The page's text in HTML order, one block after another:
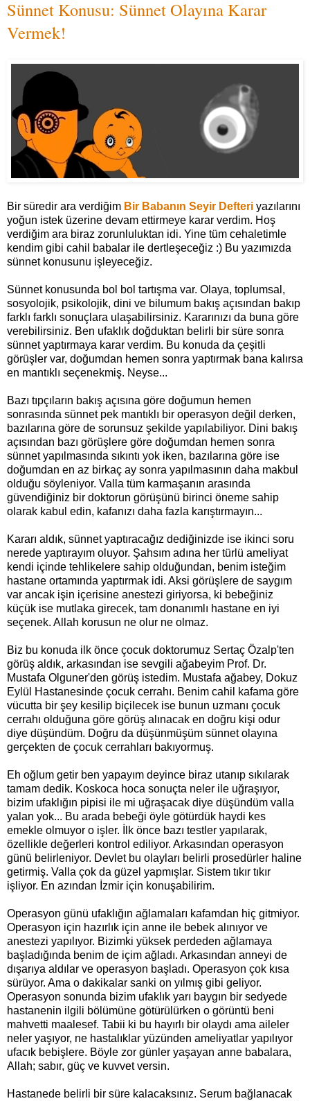
Sünnet Konusu: Sünnet Olayına Karar
Vermek!
Bir süredir ara verdiğim Bir Babanın Seyir Defteri yazılarını
yoğun istek üzerine devam ettirmeye karar verdim. Hoş
verdiğim ara biraz zorunluluktan idi. Yine tüm cehaletimle
kendim gibi cahil babalar ile dertleşeceğiz :) Bu yazımızda
sünnet konusunu işleyeceğiz.
Sünnet konusunda bol bol tartışma var. Olaya, toplumsal,
sosyolojik, psikolojik, dini ve bilumum bakış açısından bakıp
farklı farklı sonuçlara ulaşabilirsiniz. Kararınızı da buna göre
verebilirsiniz. Ben ufaklık doğduktan belirli bir süre sonra
sünnet yaptırmaya karar verdim. Bu konuda da çeşitli
görüşler var, doğumdan hemen sonra yaptırmak bana kalırsa
en mantıklı seçenekmiş. Neyse...
Bazı tıpçıların bakış açısına göre doğumun hemen
sonrasında sünnet pek mantıklı bir operasyon değil derken,
bazılarına göre de sorunsuz şekilde yapılabiliyor. Dini bakış
açısından bazı görüşlere göre doğumdan hemen sonra
sünnet yapılmasında sıkıntı yok iken, bazılarına göre ise
doğumdan en az birkaç ay sonra yapılmasının daha makbul
olduğu söyleniyor. Valla tüm karmaşanın arasında
güvendiğiniz bir doktorun görüşünü birinci öneme sahip
olarak kabul edin, kafanızı daha fazla karıştırmayın...
Kararı aldık, sünnet yaptıracağız dediğinizde ise ikinci soru
nerede yaptırayım oluyor. Şahsım adına her türlü ameliyat
kendi içinde tehlikelere sahip olduğundan, benim isteğim
hastane ortamında yaptırmak idi. Aksi görüşlere de saygım
var ancak işin içerisine anestezi giriyorsa, ki bebeğiniz
küçük ise mutlaka girecek, tam donanımlı hastane en iyi
seçenek. Allah korusun ne olur ne olmaz.
Biz bu konuda ilk önce çocuk doktorumuz Sertaç Özalp'ten
görüş aldık, arkasından ise sevgili ağabeyim Prof. Dr.
Mustafa Olguner'den görüş istedim. Mustafa ağabey, Dokuz
Eylül Hastanesinde çocuk cerrahı. Benim cahil kafama göre
vücutta bir şey kesilip biçilecek ise bunun uzmanı çocuk
cerrahı olduğuna göre görüş alınacak en doğru kişi odur
diye düşündüm. Doğru da düşünmüşüm sünnet olayına
gerçekten de çocuk cerrahları bakıyormuş.
Eh oğlum getir ben yapayım deyince biraz utanıp sıkılarak
tamam dedik. Koskoca hoca sonuçta neler ile uğraşıyor,
bizim ufaklığın pipisi ile mi uğraşacak diye düşündüm valla
yalan yok... Bu arada bebeği öyle götürdük haydi kes
emekle olmuyor o işler. İlk önce bazı testler yapılarak,
özellikle değerleri kontrol ediliyor. Arkasından operasyon
günü belirleniyor. Devlet bu olayları belirli prosedürler haline
getirmiş. Valla çok da güzel yapmışlar. Sistem tıkır tıkır
işliyor. En azından İzmir için konuşabilirim.
Operasyon günü ufaklığın ağlamaları kafamdan hiç gitmiyor.
Operasyon için hazırlık için anne ile bebek alınıyor ve
anestezi yapılıyor. Bizimki yüksek perdeden ağlamaya
başladığında benim de içim ağladı. Arkasından anneyi de
dışarıya aldılar ve operasyon başladı. Operasyon çok kısa
sürüyor. Ama o dakikalar sanki on yılmış gibi geliyor.
Operasyon sonunda bizim ufaklık yarı baygın bir sedyede
hastanenin ilgili bölümüne götürülürken o görüntü beni
mahvetti maalesef. Tabii ki bu hayırlı bir olaydı ama aileler
neler yaşıyor, ne hastalıklar yüzünden ameliyatlar yapılıyor
ufacık bebişlere. Böyle zor günler yaşayan anne babalara,
Allah; sabır, güç ve kuvvet versin.
Hastanede belirli bir süre kalacaksınız. Serum bağlanacak